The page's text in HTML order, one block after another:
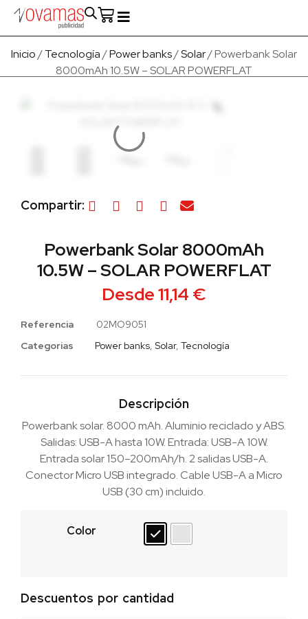
Inicio/Tecnología/Power banks/Solar/ Powerbank Solar
8000mAh 10.5W – SOLAR POWERFLAT
Powerbank Solar 8000mAh
10.5W – SOLAR POWERFLAT
Desde11,14 €
Referencia
02MO9051
Categorias
Power banks, Solar, Tecnología
Descripción
Powerbank solar. 8000 mAh. Aluminio reciclado y ABS.
Salidas: USB-A hasta 10W. Entrada: USB-A 10W.
Entrada solar 150–200mAh/h. 2 salidas USB-A.
Conector Micro USB integrado. Cable USB-A a Micro
USB (30 cm) incluido.
Color
Descuentos por cantidad
Compartir: